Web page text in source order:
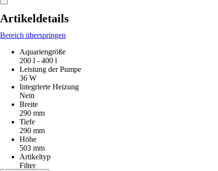
Artikeldetails
Bereich überspringen
Aquariengröße
200 l - 400 l
Leistung der Pumpe
36 W
Integrierte Heizung
Nein
Breite
290 mm
Tiefe
290 mm
Höhe
503 mm
Artikeltyp
Filter